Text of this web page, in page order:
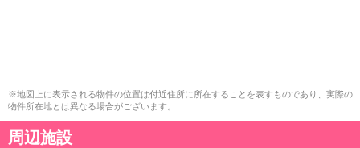
※地図上に表示される物件の位置は付近住所に所在することを表すものであり、実際の
物件所在地とは異なる場合がございます。
周辺施設